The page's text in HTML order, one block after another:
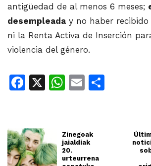
antigüedad de al menos 6 meses;
desempleada y no haber
ni la Renta Activa de Inserción
violencia del género.
Facebook
X WhatsApp
Email
Zinegoak
jaialdiak
20.
urteurrena